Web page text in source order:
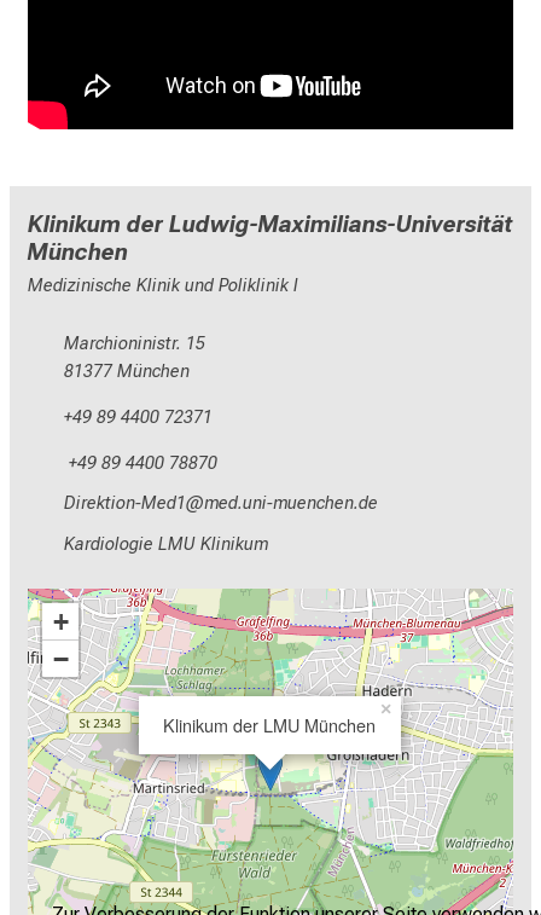
Klinikum der Ludwig-Maximilians-Universität
München
Medizinische Klinik und Poliklinik I
Marchioninistr. 15
81377 München
+49 89 4400 72371
+49 89 4400 78870
Mlpioblüu_;Oim2
vimsfulaGvfiuyziu-mi
Kardiologie LMU Klinikum
Klinikum der LMU München
×
+
−